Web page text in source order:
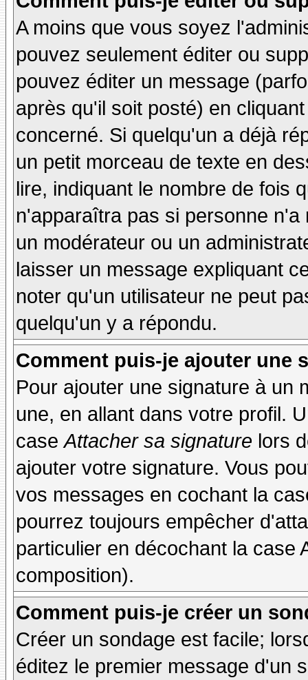
A moins que vous soyez
pouvez seulement éditer ou
pouvez éditer un message
après qu'il soit posté) en
concerné. Si quelqu'un a déjà
un petit morceau de texte en
lire, indiquant le nombre de fois
n'apparaîtra pas si personne
un modérateur ou un
laisser un message expliquant
noter qu'un utilisateur ne peut
quelqu'un y a répondu.
Comment puis-je ajouter une
Pour ajouter une signature à un
une, en allant dans votre profil.
caseAttacher sa signature lors
ajouter votre signature. Vous
vos messages en cochant la
pourrez toujours empêcher
particulier en décochant la case
composition).
Comment puis-je créer un
Créer un sondage est facile;
éditez le premier message d'un